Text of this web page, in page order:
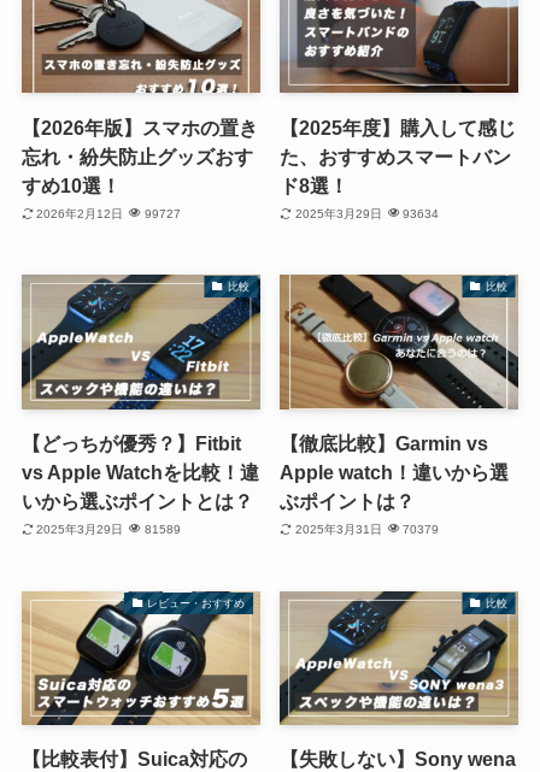
【2026年版】スマホの置き
忘れ・紛失防止グッズおす
すめ10選！
2026年2月12日 99727
【2025年度】購入して感じ
た、おすすめスマートバン
ド8選！
2025年3月29日 93634
比較
【どっちが優秀？】Fitbit
vs Apple Watchを比較！違
いから選ぶポイントとは？
2025年3月29日 81589
比較
【徹底比較】Garmin vs
Apple watch！違いから選
ぶポイントは？
2025年3月31日 70379
レビュー・おすすめ
【比較表付】Suica対応の
比較
【失敗しない】Sony wena